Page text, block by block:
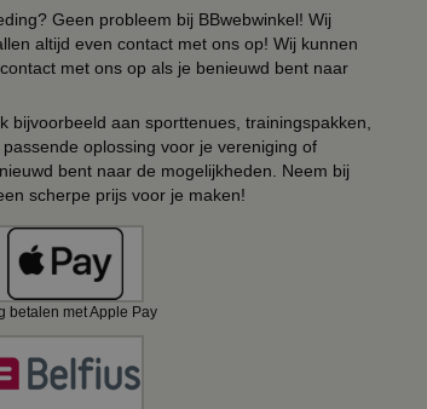
Geen probleem bij BBwebwinkel! Wij
altijd even contact met ons op! Wij kunnen
met ons op als je benieuwd bent naar
aan sporttenues, trainingspakken,
oplossing voor je vereniging of
bent naar de mogelijkheden. Neem bij
scherpe prijs voor je maken!
betalen met Apple Pay